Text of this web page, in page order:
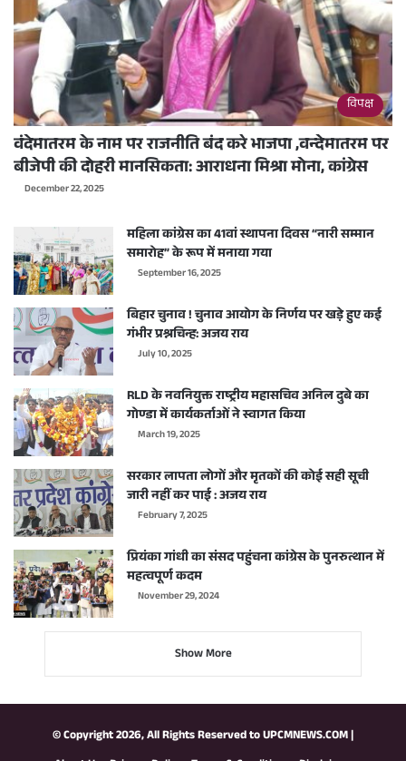
विपक्ष
वंदेमातरम के नाम पर राजनीति बंद करे भाजपा ,वन्देमातरम पर
बीजेपी की दोहरी मानसिकता: आराधना मिश्रा मोना, कांग्रेस
December 22, 2025
महिला कांग्रेस का 41वां स्थापना दिवस “नारी सम्मान
समारोह” के रूप में मनाया गया
September 16, 2025
बिहार चुनाव ! चुनाव आयोग के निर्णय पर खड़े हुए कई
गंभीर प्रश्नचिन्ह: अजय राय
July 10, 2025
RLD के नवनियुक्त राष्ट्रीय महासचिव अनिल दुबे का
गोण्डा में कार्यकर्ताओं ने स्वागत किया
March 19, 2025
सरकार लापता लोगों और मृतकों की कोई सही सूची
जारी नहीं कर पाई : अजय राय
February 7, 2025
प्रियंका गांधी का संसद पहुंचना कांग्रेस के पुनरुत्थान में
महत्वपूर्ण कदम
November 29, 2024
Show More
© Copyright 2026, All Rights Reserved toUPCMNEWS.COM|